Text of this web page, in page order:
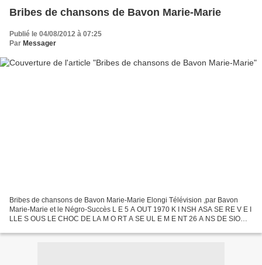
Bribes de chansons de Bavon Marie-Marie
Publié le 04/08/2012 à 07:25
Par Messager
Bribes de chansons de Bavon Marie-Marie Elongi Télévision ,par Bavon
Marie-Marie et le Négro-Succès L E 5 A OUT 1970 K I NSH ASA SE RE V E I
LLE S OUS LE CHOC DE LA M O RT A SE UL E M E NT 26 A NS DE SIO